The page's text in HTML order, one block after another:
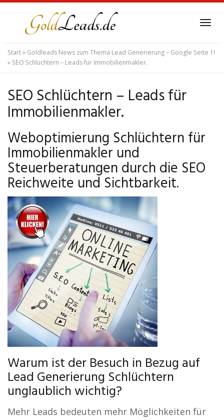
content
Start» Goldleads News zum Thema Lead Generierung – Google Seite 1!
» SEO Schlüchtern – Leads für Immobilienmakler.
SEO Schlüchtern – Leads für
Immobilienmakler.
Weboptimierung Schlüchtern für
Immobilienmakler und
Steuerberatungen durch die SEO
Reichweite und Sichtbarkeit.
Warum ist der Besuch in Bezug auf
Lead Generierung Schlüchtern
unglaublich wichtig?
Mehr Leads bedeuten mehr Möglichkeiten für